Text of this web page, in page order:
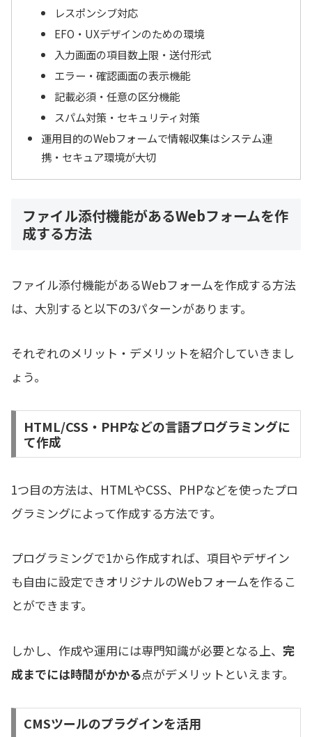
レスポンシブ対応
EFO・UXデザインのための環境
入力画面の項目数上限・送付形式
エラー・確認画面の表示機能
記載必須・任意の区分機能
スパム対策・セキュリティ対策
運用目的のWebフォームで情報収集はシステム連
携・セキュア環境が大切
ファイル添付機能があるWebフォームを作
成する方法
ファイル添付機能があるWebフォームを作成する方法
は、大別すると以下の3パターンがあります。
それぞれのメリット・デメリットを紹介していきまし
ょう。
HTML/CSS・PHPなどの言語プログラミングに
て作成
1つ目の方法は、HTMLやCSS、PHPなどを使ったプロ
グラミングによって作成する方法です。
プログラミングで1から作成すれば、項目やデザイン
も自由に設定できオリジナルのWebフォームを作るこ
とができます。
しかし、作成や運用には専門知識が必要となる上、 完
成までには時間がかかる点がデメリットといえます。
CMSツールのプラグインを活用